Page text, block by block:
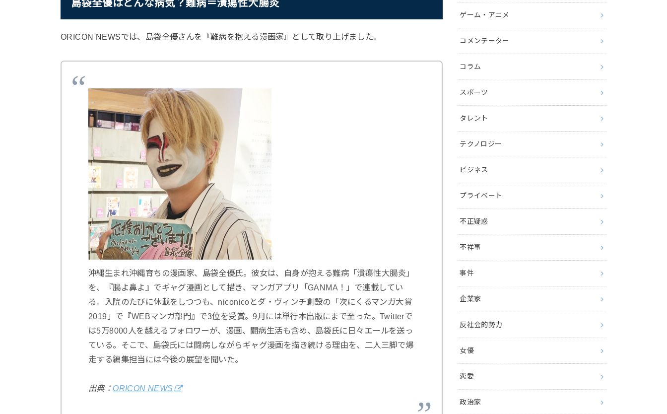
島袋全優はどんな病気？難病＝潰瘍性大腸炎
ORICON NEWSでは、島袋全優さんを『難病を抱える漫画家』として取り上げました。
沖縄生まれ沖縄育ちの漫画家、島袋全優氏。彼女は、自身が抱える難病「潰瘍性大腸炎」
を、『腸よ鼻よ』でギャグ漫画として描き、マンガアプリ「GANMA！」で連載してい
る。入院のたびに休載をしつつも、niconicoとダ・ヴィンチ創設の「次にくるマンガ大賞
2019」で『WEBマンガ部門』で3位を受賞。9月には単行本出版にまで至った。Twitterで
は5万8000人を越えるフォロワーが、漫画、闘病生活も含め、島袋氏に日々エールを送っ
ている。そこで、島袋氏には闘病しながらギャグ漫画を描き続ける理由を、二人三脚で爆
走する編集担当には今後の展望を聞いた。
出典： ORICON NEWS
ゲーム・アニメ
コメンテーター
コラム
スポーツ
タレント
テクノロジー
ビジネス
プライベート
不正疑惑
不祥事
事件
企業家
反社会的勢力
女優
恋愛
政治家